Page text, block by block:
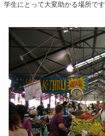
学生にとって大変助かる場所です